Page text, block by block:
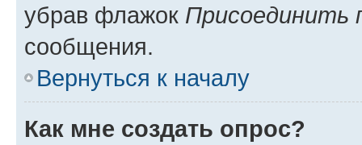
убрав флажок Присоединить
сообщения.
Вернуться к началу
Как мне создать опрос?